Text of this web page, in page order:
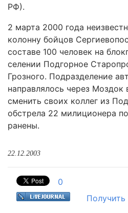
РФ).
2 марта 2000 года
колонну бойцов
составе 100 человек на
селении Подгорное
Грозного. Подразделение
направлялось через Моздок
сменить своих коллег из
обстрела 22 милиционера
ранены.
22.12.2003
0
Получить